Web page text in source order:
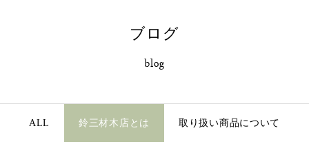
ブログ
blog
ALL 鈴三材木店とは 取り扱い商品について